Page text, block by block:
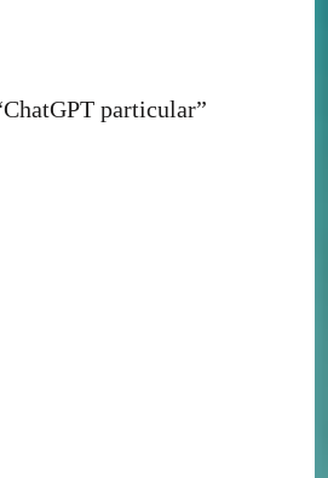
particular”